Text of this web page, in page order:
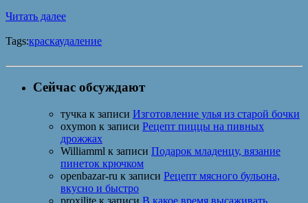
Читать далее
Tags:краскаудаление
Сейчас обсуждают
тучка к записи Изготовление улья из старой бочки
oxymon к записи Рецепт пиццы на пивных
дрожжах
Williamml к записи Подарок младенцу, вязание
пинеток крючком
openbazar-ru к записи Рецепт мясного бульона,
вкусно и быстро
proxilite к записи В какое время высаживать